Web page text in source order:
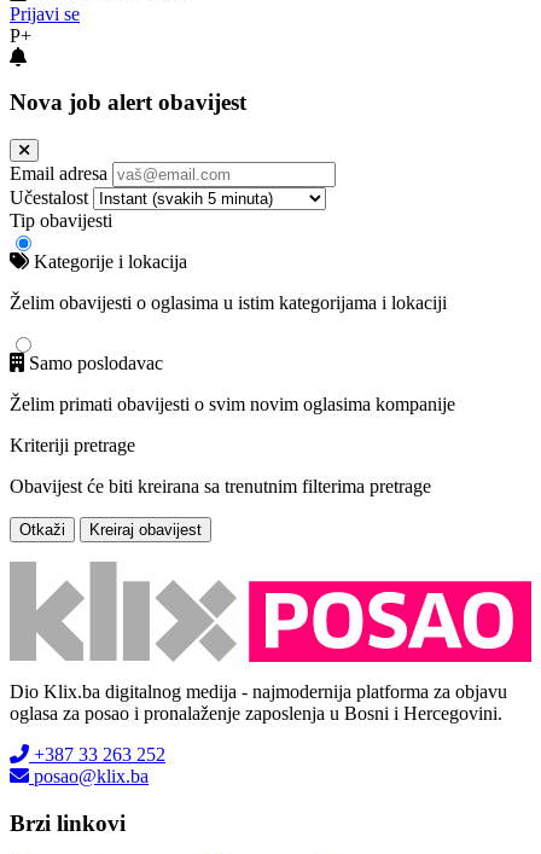
Prijavi se
P+
Nova job alert obavijest
Email adresa
Učestalost
Tip obavijesti
Kategorije i lokacija
Želim obavijesti o oglasima u istim kategorijama i lokaciji
Samo poslodavac
Želim primati obavijesti o svim novim oglasima kompanije
Kriteriji pretrage
Obavijest će biti kreirana sa trenutnim filterima pretrage
Otkaži Kreiraj obavijest
Dio Klix.ba digitalnog medija - najmodernija platforma za objavu
oglasa za posao i pronalaženje zaposlenja u Bosni i Hercegovini.
+387 33 263 252
posao@klix.ba
Brzi linkovi